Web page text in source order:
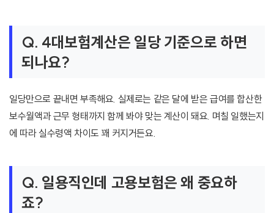
Q. 4대보험계산은 일당 기준으로 하면
되나요?
일당만으로 끝내면 부족해요. 실제로는 같은 달에 받은 급여를 합산한
보수월액과 근무 형태까지 함께 봐야 맞는 계산이 돼요. 며칠 일했는지
에 따라 실수령액 차이도 꽤 커지거든요.
Q. 일용직인데 고용보험은 왜 중요하
죠?